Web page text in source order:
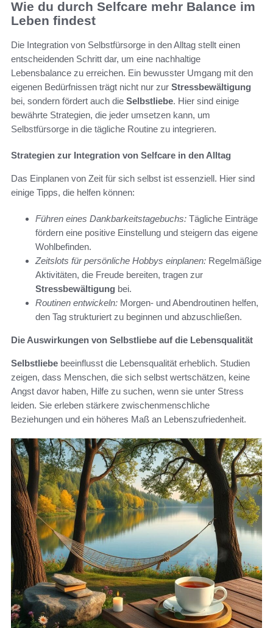
Wie du durch Selfcare mehr Balance im
Leben findest
Die Integration von Selbstfürsorge in den Alltag stellt einen
entscheidenden Schritt dar, um eine nachhaltige
Lebensbalance zu erreichen. Ein bewusster Umgang mit den
eigenen Bedürfnissen trägt nicht nur zur Stressbewältigung
bei, sondern fördert auch die Selbstliebe. Hier sind einige
bewährte Strategien, die jeder umsetzen kann, um
Selbstfürsorge in die tägliche Routine zu integrieren.
Strategien zur Integration von Selfcare in den Alltag
Das Einplanen von Zeit für sich selbst ist essenziell. Hier sind
einige Tipps, die helfen können:
Führen eines Dankbarkeitstagebuchs: Tägliche Einträge
fördern eine positive Einstellung und steigern das eigene
Wohlbefinden.
Zeitslots für persönliche Hobbys einplanen: Regelmäßige
Aktivitäten, die Freude bereiten, tragen zur
Stressbewältigung bei.
Routinen entwickeln: Morgen- und Abendroutinen helfen,
den Tag strukturiert zu beginnen und abzuschließen.
Die Auswirkungen von Selbstliebe auf die Lebensqualität
Selbstliebe beeinflusst die Lebensqualität erheblich. Studien
zeigen, dass Menschen, die sich selbst wertschätzen, keine
Angst davor haben, Hilfe zu suchen, wenn sie unter Stress
leiden. Sie erleben stärkere zwischenmenschliche
Beziehungen und ein höheres Maß an Lebenszufriedenheit.